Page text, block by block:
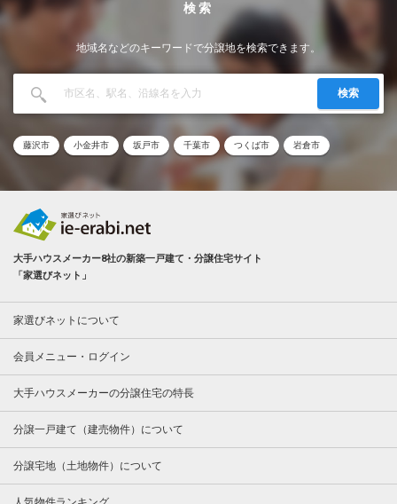
検索
地域名などのキーワードで分譲地を検索できます。
検索
藤沢市 小金井市 坂戸市 千葉市 つくば市 岩倉市
大手ハウスメーカー8社の新築一戸建て・分譲住宅サイト
「家選びネット」
家選びネットについて
会員メニュー・ログイン
大手ハウスメーカーの分譲住宅の特長
分譲一戸建て（建売物件）について
分譲宅地（土地物件）について